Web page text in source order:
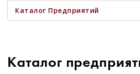
Каталог Предприятий
Каталог